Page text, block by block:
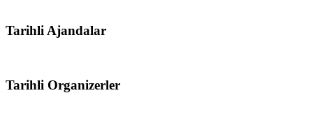
Tarihli Ajandalar
Tarihli Organizerler